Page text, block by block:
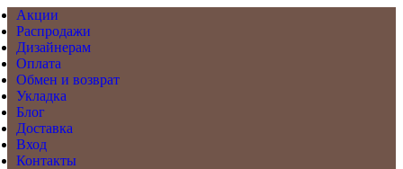
Акции
Распродажи
Дизайнерам
Оплата
Обмен и возврат
Укладка
Блог
Доставка
Вход
Контакты